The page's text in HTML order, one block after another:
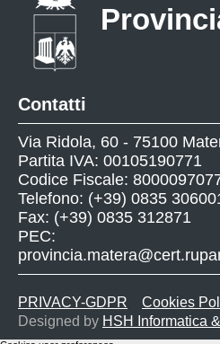
Contatti
Via Ridola, 60 - 75100
Partita IVA: 00105190771
Codice Fiscale:
Telefono: (+39) 0835
Fax: (+39) 0835 312871
PEC:
PRIVACY-GDPR Cookies
Designed by HSH Informatica